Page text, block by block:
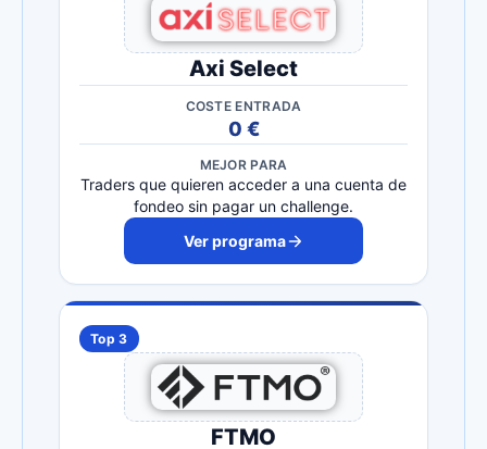
Axi Select
COSTE ENTRADA
0 €
MEJOR PARA
Traders que quieren acceder a una cuenta de
fondeo sin pagar un challenge.
Ver programa
Top 3
FTMO